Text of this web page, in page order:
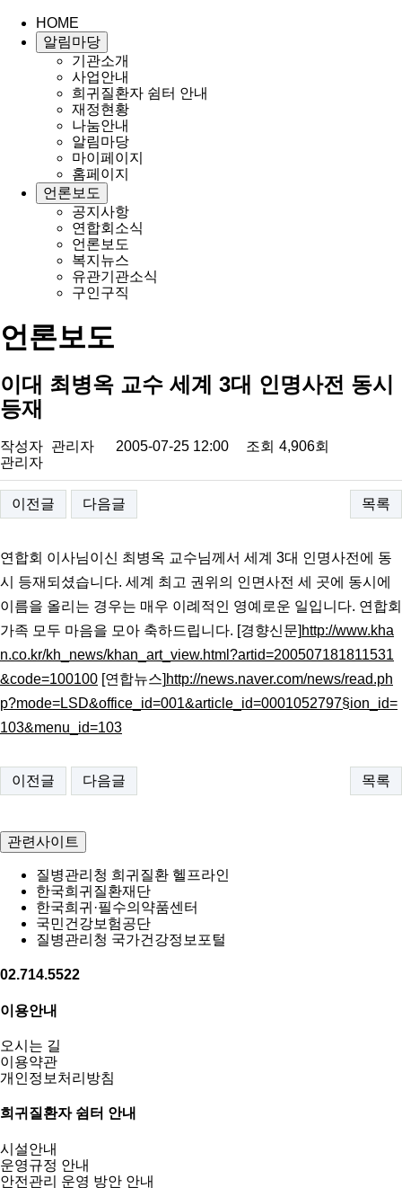
HOME
알림마당
기관소개
사업안내
희귀질환자 쉼터 안내
재정현황
나눔안내
알림마당
마이페이지
홈페이지
언론보도
공지사항
연합회소식
언론보도
복지뉴스
유관기관소식
구인구직
언론보도
이대 최병옥 교수 세계 3대 인명사전 동시
등재
작성자 관리자 2005-07-25 12:00 조회 4,906회
관리자
이전글 다음글 목록
연합회 이사님이신 최병옥 교수님께서 세계 3대 인명사전에 동
시 등재되셨습니다. 세계 최고 권위의 인면사전 세 곳에 동시에
이름을 올리는 경우는 매우 이례적인 영예로운 일입니다. 연합회
가족 모두 마음을 모아 축하드립니다. [경향신문] http://www.kha
n.co.kr/kh_news/khan_art_view.html?artid=200507181811531
&code=100100 [연합뉴스] http://news.naver.com/news/read.ph
p?mode=LSD&office_id=001&article_id=0001052797§ion_id=
103&menu_id=103
이전글 다음글 목록
관련사이트
질병관리청 희귀질환 헬프라인
한국희귀질환재단
한국희귀·필수의약품센터
국민건강보험공단
질병관리청 국가건강정보포털
02.714.5522
이용안내
오시는 길
이용약관
개인정보처리방침
희귀질환자 쉼터 안내
시설안내
운영규정 안내
안전관리 운영 방안 안내